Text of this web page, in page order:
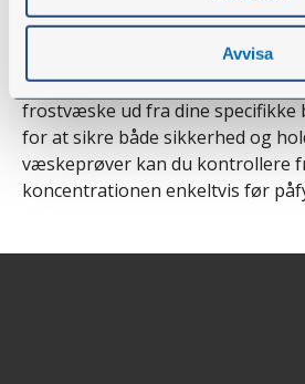
Avvisa
Frostvæske beskytter mod rust,
skal udskiftes ca. hvert 2. til 3. år
traktorens serviceinterval. Vælg
frostvæske ud fra dine specifikke
for at sikre både sikkerhed og
væskeprøver kan du kontrollere
koncentrationen enkeltvis før